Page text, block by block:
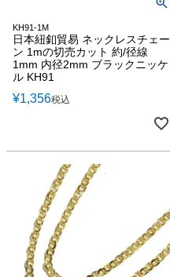
KH91-1M
日本紐釦貿易 ネックレスチェー
ン 1mの切売カット 約/径線
1mm 内径2mm ブラックニッケ
ル KH91
¥1,356税込